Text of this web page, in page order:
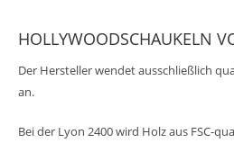
HOLLYWOODSCHAUKELN
Der Hersteller wendet ausschließlich
an.
Bei der Lyon 2400 wird Holz aus FSC-